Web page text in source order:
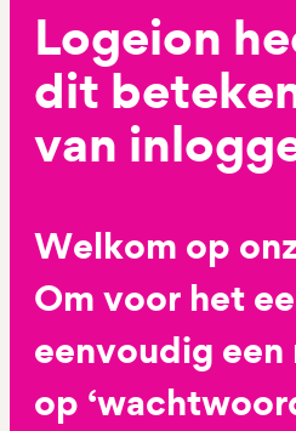
Logeion
dit
van
Welkom op
Om voor het
eenvoudig
op